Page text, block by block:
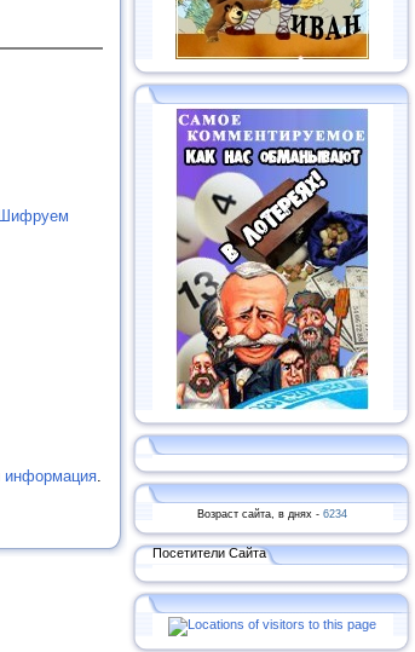
Шифруем
информация
Возраст сайта, в днях - 6234
Посетители Сайта